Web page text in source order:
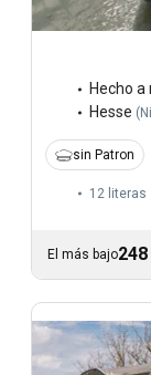
Hecho
Hesse (
sin Patron
12 literas
El más bajo